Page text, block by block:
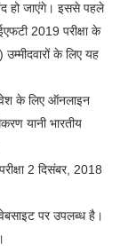
हो जाएंगे। इससे पहले
2019 परीक्षा के
के लिए यह
के लिए ऑनलाइन
यानी भारतीय
2 दिसंबर, 2018
पर उपलब्ध है।